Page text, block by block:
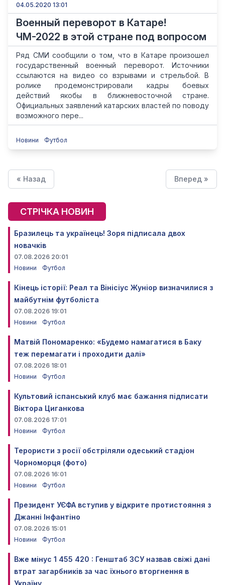
04.05.2020 13:01
Военный переворот в Катаре!
ЧМ-2022 в этой стране под вопросом
Ряд СМИ сообщили о том, что в Катаре произошел
государственный военный переворот. Источники
ссылаются на видео со взрывами и стрельбой. В
ролике продемонстрировали кадры боевых
действий якобы в ближневосточной стране.
Официальных заявлений катарских властей по поводу
возможного пере...
Новини Футбол
« Назад Вперед »
СТРІЧКА НОВИН
Бразилець та українець! Зоря підписала двох
новачків
07.08.2026 20:01
Новини
Футбол
Кінець історії: Реал та Вінісіус Жуніор визначилися з
майбутнім футболіста
07.08.2026 19:01
Новини
Футбол
Матвій Пономаренко: «Будемо намагатися в Баку
теж перемагати і проходити далі»
07.08.2026 18:01
Новини
Футбол
Культовий іспанський клуб має бажання підписати
Віктора Циганкова
07.08.2026 17:01
Новини
Футбол
Терористи з росії обстріляли одеський стадіон
Чорноморця (фото)
07.08.2026 16:01
Новини
Футбол
Президент УЄФА вступив у відкрите протистояння з
Джанні Інфантіно
07.08.2026 15:01
Новини
Футбол
Вже мінус 1 455 420 : Генштаб ЗСУ назвав свіжі дані
втрат загарбників за час їхнього вторгнення в
Україну